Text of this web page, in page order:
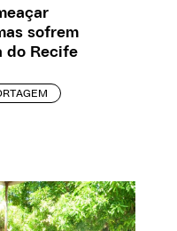
sofrem
do Recife